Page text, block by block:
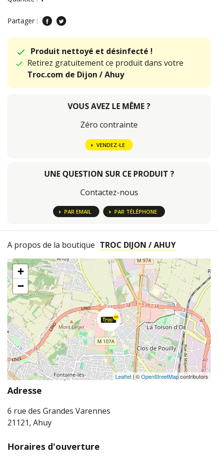
Partager :
Produit nettoyé et désinfecté !
Retirez gratuitement ce produit dans votre
Troc.com de Dijon / Ahuy
VOUS AVEZ LE MÊME ?
Zéro contrainte
VENDEZ-LE
UNE QUESTION SUR CE PRODUIT ?
Contactez-nous
PAR EMAIL PAR TÉLÉPHONE
A propos de la boutique TROC DIJON / AHUY
+
−
Leaflet | ©OpenStreetMapcontributors
Adresse
6 rue des Grandes Varennes
21121, Ahuy
Horaires d'ouverture